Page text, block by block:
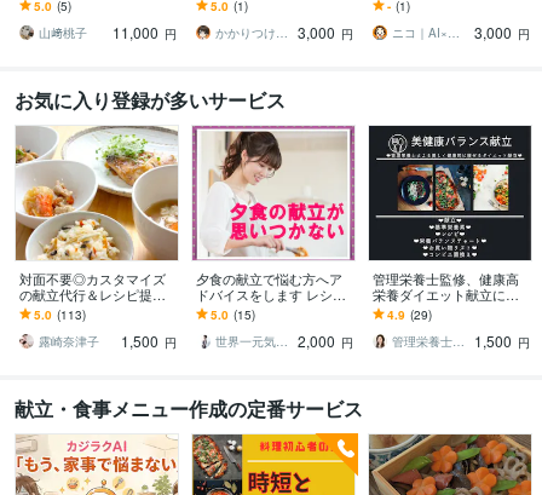
ます
5.0 (5)
山﨑桃子
11,000 円
値打ち価格
5.0 (1)
かかりつけ管理栄養士 中野照規
3,000 円
クに家事する「家事ラクA
I」
- (1)
ニコ｜AI×時短家事と家計を整えるママ
3,000 円
お気に入り登録が多いサービス
対面不要◎カスタマイズ
の献立代行＆レシピ提案
します 家族の好みに合わ
せたご飯づくりの「めん
どくさい」時間省きます
5.0 (113)
露崎奈津子
1,500 円
夕食の献立で悩む方へア
ドバイスをします レシピ
や献立、調理のヒントな
どチャットでできる事で
お手伝い
5.0 (15)
世界一元気な60歳♪ 藤野もえ
2,000 円
管理栄養士監修、健康高
栄養ダイエット献立にな
ります 栄養バランス◎献
立、1週間分45レシピ！毎
日の食事を健康に！
4.9 (29)
管理栄養士kono
1,500 円
献立・食事メニュー作成の定番サービス